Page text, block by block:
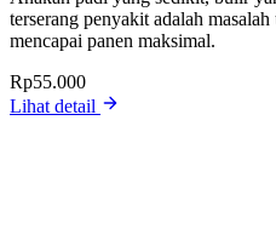
terserang penyakit adalah
mencapai panen maksimal.
Rp55.000
Lihat detail